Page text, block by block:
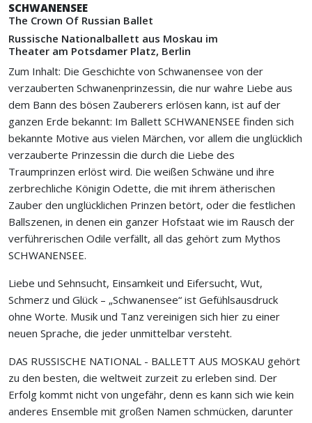
SCHWANENSEE
The Crown Of Russian Ballet
Russische Nationalballett aus Moskau im
Theater am Potsdamer Platz, Berlin
Zum Inhalt: Die Geschichte von Schwanensee von der
verzauberten Schwanenprinzessin, die nur wahre Liebe aus
dem Bann des bösen Zauberers erlösen kann, ist auf der
ganzen Erde bekannt: Im Ballett SCHWANENSEE finden sich
bekannte Motive aus vielen Märchen, vor allem die unglücklich
verzauberte Prinzessin die durch die Liebe des
Traumprinzen erlöst wird. Die weißen Schwäne und ihre
zerbrechliche Königin Odette, die mit ihrem ätherischen
Zauber den unglücklichen Prinzen betört, oder die festlichen
Ballszenen, in denen ein ganzer Hofstaat wie im Rausch der
verführerischen Odile verfällt, all das gehört zum Mythos
SCHWANENSEE.
Liebe und Sehnsucht, Einsamkeit und Eifersucht, Wut,
Schmerz und Glück – „Schwanensee“ ist Gefühlsausdruck
ohne Worte. Musik und Tanz vereinigen sich hier zu einer
neuen Sprache, die jeder unmittelbar versteht.
DAS RUSSISCHE NATIONAL - BALLETT AUS MOSKAU gehört
zu den besten, die weltweit zurzeit zu erleben sind. Der
Erfolg kommt nicht von ungefähr, denn es kann sich wie kein
anderes Ensemble mit großen Namen schmücken, darunter